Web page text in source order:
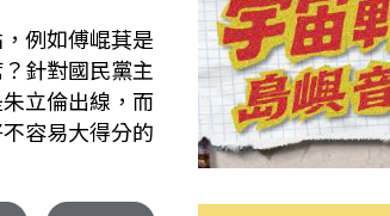
例如傅崐萁是
針對國民黨主
立倫出線，而
容易大得分的